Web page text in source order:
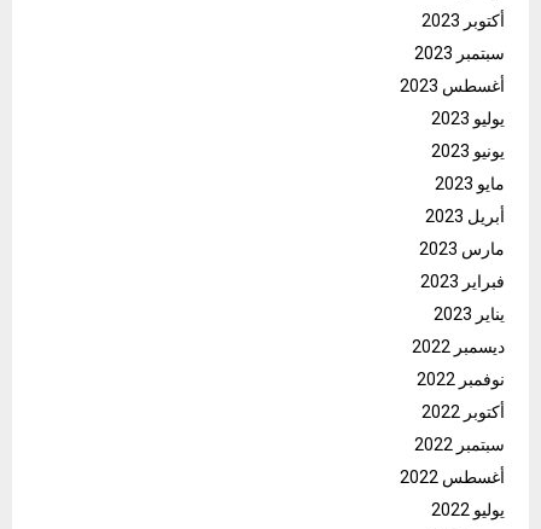
أكتوبر 2023
سبتمبر 2023
أغسطس 2023
يوليو 2023
يونيو 2023
مايو 2023
أبريل 2023
مارس 2023
فبراير 2023
يناير 2023
ديسمبر 2022
نوفمبر 2022
أكتوبر 2022
سبتمبر 2022
أغسطس 2022
يوليو 2022